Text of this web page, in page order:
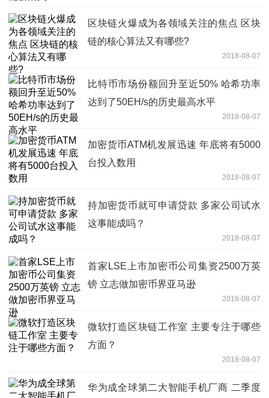
区块链火爆成为各领域关注的焦点 区块
链的核心算法又有哪些?
2018-08-07
比特币市场份额回升至近50% 哈希功率
达到了50EH/s的历史最高水平
2018-08-07
加密货币ATM机发展迅速 年底将有5000
台投入数用
2018-08-07
持加密货币就可申请贷款 多家公司试水
这事能成吗？
2018-08-07
首家LSE上市加密币公司集资2500万英
镑 立志做加密币界亚马逊
2018-08-07
微软打造区块链工作室 主要专注于哪些
方面？
2018-08-07
华为成全球第二大智能手机厂商 二季度